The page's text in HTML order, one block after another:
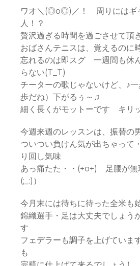
ワオ＼(◎o◎)／！ 周りにはギ
人！？
贅沢過ぎる時間を過ごさせて頂
おばさんテニスは、覚えるのに
忘れるのは即スグ 一週間も休
らない(T_T)
チーターの歌じゃないけど、♪
歩だね）下がるぅ～♫
細く長くがモットーです キリ
今週来週のレッスンは、振替の
ついつい負けん気が出ちゃって
り回し気味
あっ痛たた・・(+o+) 足腰が無
(;_:)）
今月末には待ちに待った全米も
錦織選手・足は大丈夫でしょう
す
フェデラーも調子を上げていま
も